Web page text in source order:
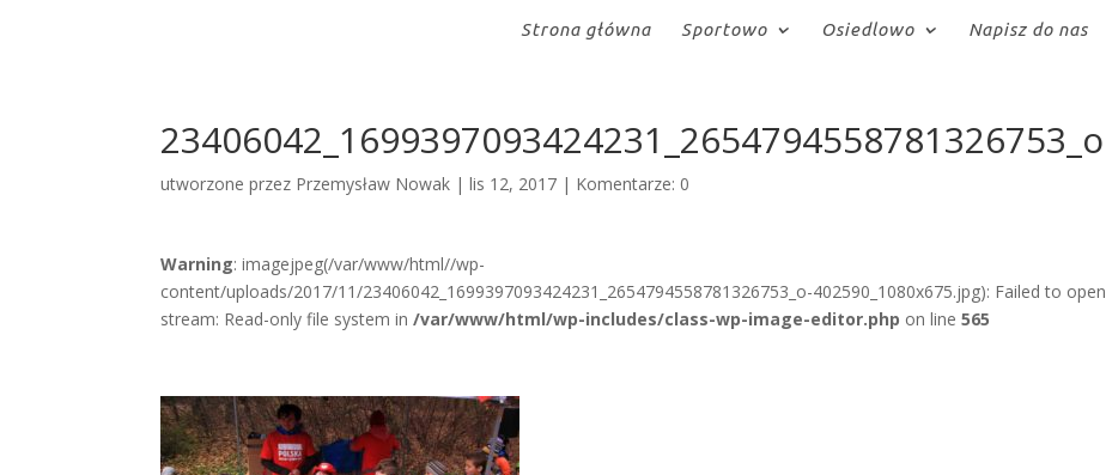
Strona główna Sportowo Osiedlowo Napisz do nas
23406042_1699397093424231_2654794558781326753_o
utworzone przez Przemysław Nowak |lis 12, 2017 | Komentarze: 0
Warning: imagejpeg(/var/www/html//wp-
content/uploads/2017/11/23406042_1699397093424231_2654794558781326753_o-402590_1080x675.jpg): Failed to open
stream: Read-only file system in/var/www/html/wp-includes/class-wp-image-editor.php on line565